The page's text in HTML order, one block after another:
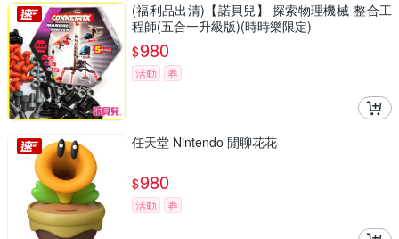
(福利品出清)【諾貝兒】 探索物理機械-整合工
程師(五合一升級版)(時時樂限定)
$980
活動 券
任天堂 Nintendo 閒聊花花
$980
活動 券